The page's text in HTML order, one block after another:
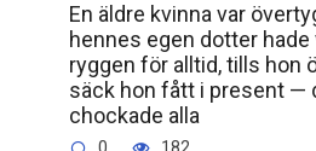
En äldre kvinna var
hennes egen dotter hade
ryggen för alltid, tills hon
säck hon fått i present —
chockade alla